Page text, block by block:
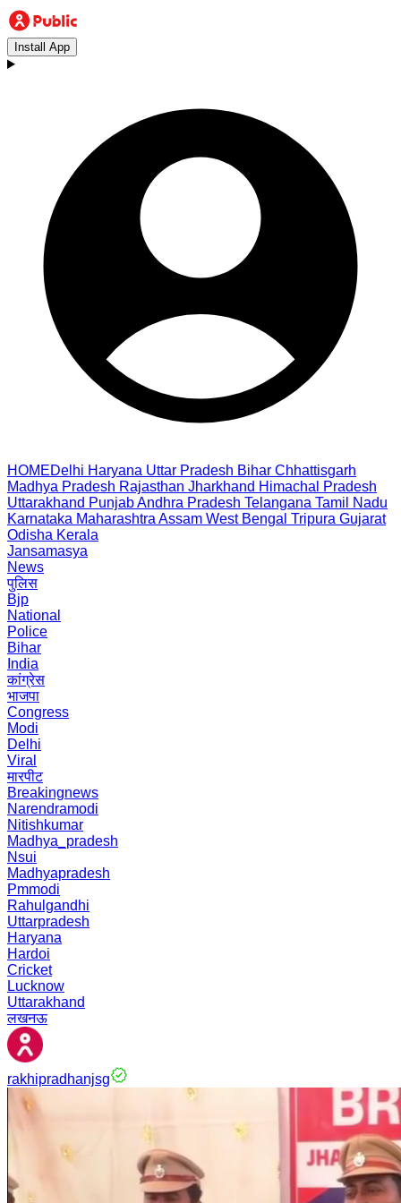
Install App
HOMEDelhi Haryana Uttar Pradesh Bihar Chhattisgarh
Madhya Pradesh Rajasthan Jharkhand Himachal Pradesh
Uttarakhand PunjabAndhra Pradesh Telangana Tamil Nadu
Karnataka Maharashtra Assam West Bengal Tripura Gujarat
Odisha Kerala
Jansamasya
News
पुलिस
Bjp
National
Police
Bihar
India
कांग्रेस
भाजपा
Congress
Modi
Delhi
Viral
मारपीट
Breakingnews
Narendramodi
Nitishkumar
Madhya_pradesh
Nsui
Madhyapradesh
Pmmodi
Rahulgandhi
Uttarpradesh
Haryana
Hardoi
Cricket
Lucknow
Uttarakhand
लखनऊ
rakhipradhanjsg